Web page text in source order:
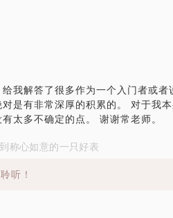
我解答了很多作为一个入门者或
是有非常深厚的积累的。 对于我
太多不确定的点。 谢谢常老师。
称心如意的一只好表
听！